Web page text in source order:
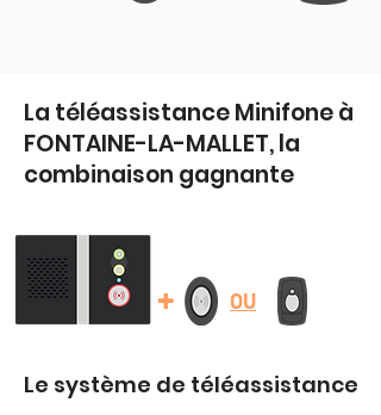
La téléassistance Minifone à
FONTAINE-LA-MALLET, la
combinaison gagnante
+ OU
Le système de téléassistance